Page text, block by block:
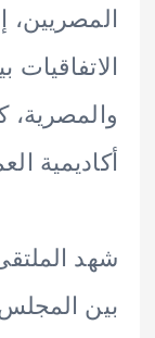
إلى
بين
كان
العمارة
المجلس